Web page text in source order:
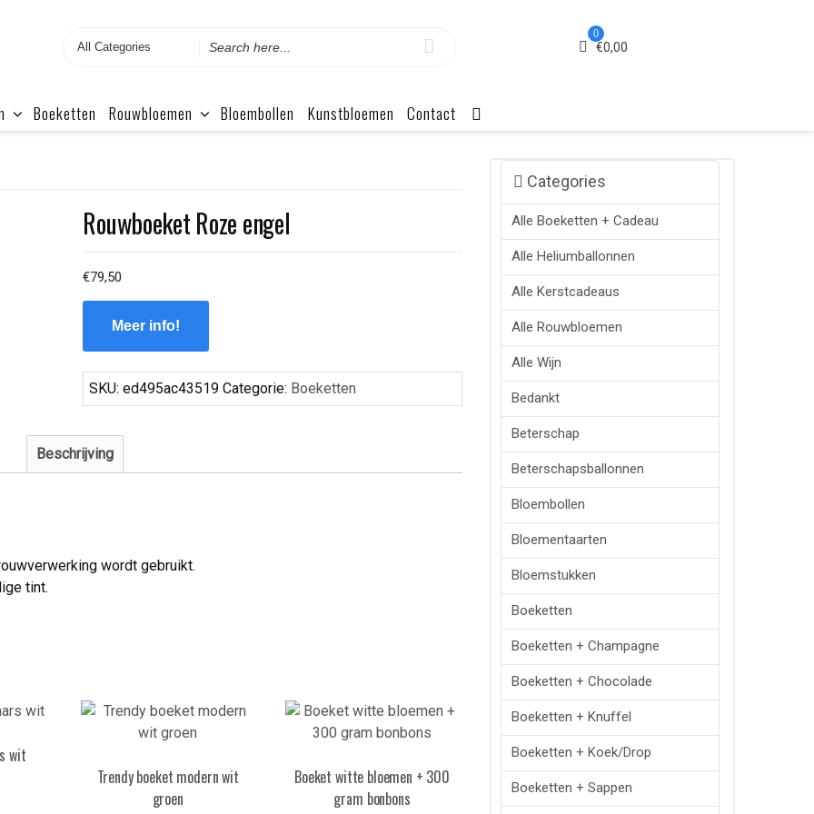
Search
0
€0,00
Boeketten Rouwbloemen Bloembollen Kunstbloemen Contact
Rouwboeket Roze engel
€79,50
Meer info!
SKU:ed495ac43519 Categorie: Boeketten
Beschrijving
wordt gebruikt.
tint.
wit
Trendy boeket modern wit
groen
Boeket witte bloemen + 300
gram bonbons
Categories
Alle Boeketten + Cadeau
Alle Heliumballonnen
Alle Kerstcadeaus
Alle Rouwbloemen
Alle Wijn
Bedankt
Beterschap
Beterschapsballonnen
Bloembollen
Bloementaarten
Bloemstukken
Boeketten
Boeketten + Champagne
Boeketten + Chocolade
Boeketten + Knuffel
Boeketten + Koek/drop
Boeketten + Sappen